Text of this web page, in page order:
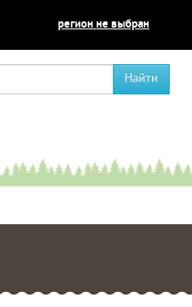
регион не выбран
Найти